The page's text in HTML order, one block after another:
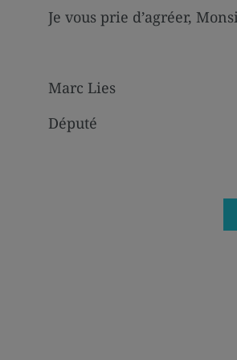
Je vous prie d’agréer,
Marc Lies
Député